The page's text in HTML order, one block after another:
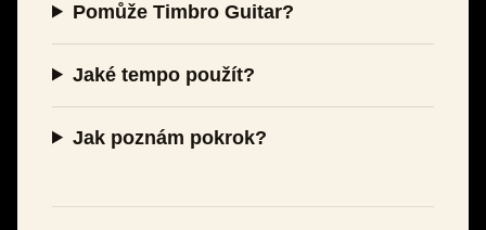
Pomůže Timbro Guitar?
Jaké tempo použít?
Jak poznám pokrok?